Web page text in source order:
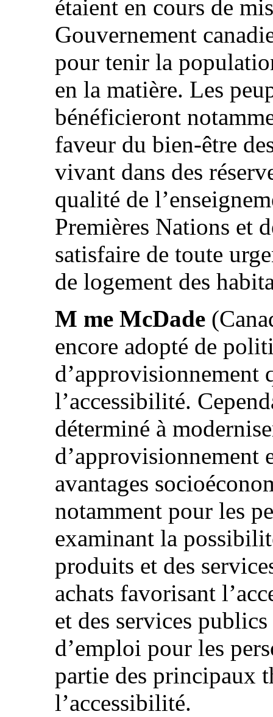
étaient en cours de
Gouvernement
pour tenir la
en la matière. Les
bénéficieront
faveur du bien-être
vivant dans des
qualité de
Premières Nations et
satisfaire de toute
de logement des
M me McDade
encore adopté de
d’approvisionnement
l’accessibilité.
déterminé à
d’approvisionnement
avantages
notamment pour les
examinant la
produits et des
achats favorisant
et des services
d’emploi pour les
partie des principaux
l’accessibilité.